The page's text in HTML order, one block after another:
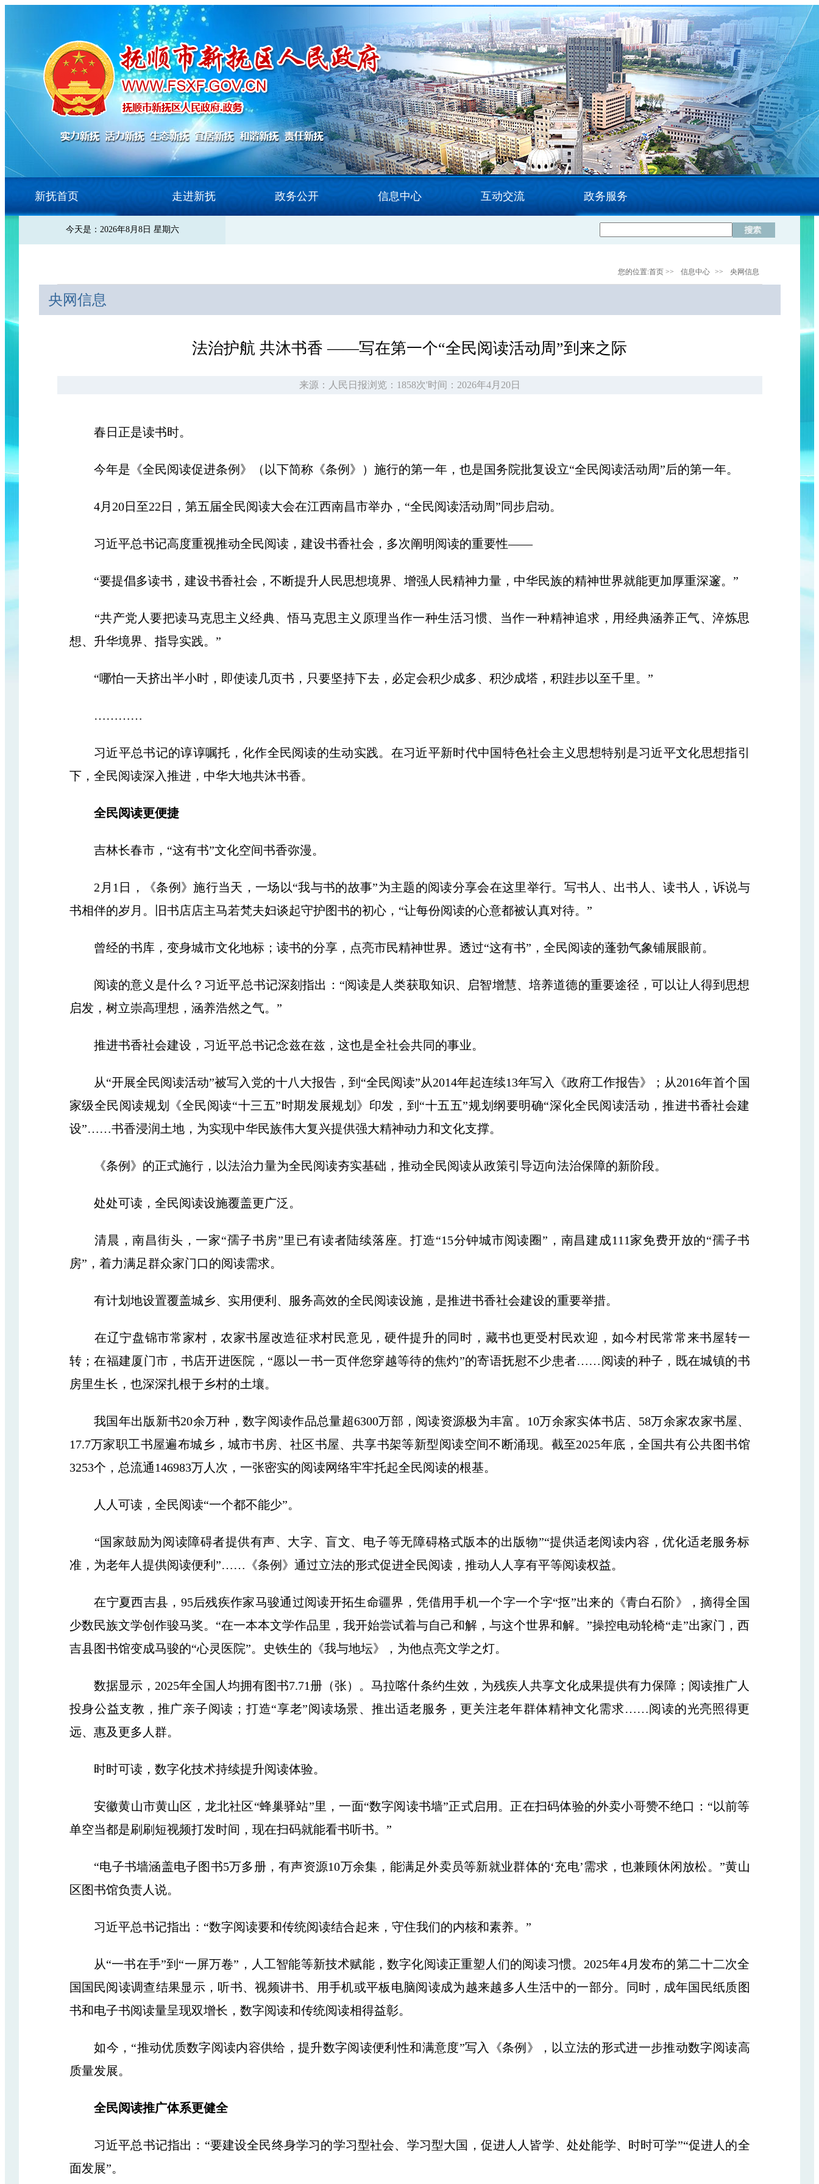
新抚首页 走进新抚 政务公开 信息中心 互动交流 政务服务
今天是：2026年8月8日 星期六
您的位置:首页>> 信息中心 >> 央网信息
央网信息
法治护航 共沐书香 ——写在第一个“全民阅读活动周”到来之际
来源：人民日报浏览：1858次'时间：2026年4月20日
春日正是读书时。
今年是《全民阅读促进条例》（以下简称《条例》）施行的第一年，也是国务院批复设立“全民阅读活动周”后的第一年。
4月20日至22日，第五届全民阅读大会在江西南昌市举办，“全民阅读活动周”同步启动。
习近平总书记高度重视推动全民阅读，建设书香社会，多次阐明阅读的重要性——
“要提倡多读书，建设书香社会，不断提升人民思想境界、增强人民精神力量，中华民族的精神世界就能更加厚重深邃。”
“共产党人要把读马克思主义经典、悟马克思主义原理当作一种生活习惯、当作一种精神追求，用经典涵养正气、淬炼思
想、升华境界、指导实践。”
“哪怕一天挤出半小时，即使读几页书，只要坚持下去，必定会积少成多、积沙成塔，积跬步以至千里。”
…………
习近平总书记的谆谆嘱托，化作全民阅读的生动实践。在习近平新时代中国特色社会主义思想特别是习近平文化思想指引
下，全民阅读深入推进，中华大地共沐书香。
全民阅读更便捷
吉林长春市，“这有书”文化空间书香弥漫。
2月1日，《条例》施行当天，一场以“我与书的故事”为主题的阅读分享会在这里举行。写书人、出书人、读书人，诉说与
书相伴的岁月。旧书店店主马若梵夫妇谈起守护图书的初心，“让每份阅读的心意都被认真对待。”
曾经的书库，变身城市文化地标；读书的分享，点亮市民精神世界。透过“这有书”，全民阅读的蓬勃气象铺展眼前。
阅读的意义是什么？习近平总书记深刻指出：“阅读是人类获取知识、启智增慧、培养道德的重要途径，可以让人得到思想
启发，树立崇高理想，涵养浩然之气。”
推进书香社会建设，习近平总书记念兹在兹，这也是全社会共同的事业。
从“开展全民阅读活动”被写入党的十八大报告，到“全民阅读”从2014年起连续13年写入《政府工作报告》；从2016年首个国
家级全民阅读规划《全民阅读“十三五”时期发展规划》印发，到“十五五”规划纲要明确“深化全民阅读活动，推进书香社会建
设”……书香浸润土地，为实现中华民族伟大复兴提供强大精神动力和文化支撑。
《条例》的正式施行，以法治力量为全民阅读夯实基础，推动全民阅读从政策引导迈向法治保障的新阶段。
处处可读，全民阅读设施覆盖更广泛。
清晨，南昌街头，一家“孺子书房”里已有读者陆续落座。打造“15分钟城市阅读圈”，南昌建成111家免费开放的“孺子书
房”，着力满足群众家门口的阅读需求。
有计划地设置覆盖城乡、实用便利、服务高效的全民阅读设施，是推进书香社会建设的重要举措。
在辽宁盘锦市常家村，农家书屋改造征求村民意见，硬件提升的同时，藏书也更受村民欢迎，如今村民常常来书屋转一
转；在福建厦门市，书店开进医院，“愿以一书一页伴您穿越等待的焦灼”的寄语抚慰不少患者……阅读的种子，既在城镇的书
房里生长，也深深扎根于乡村的土壤。
我国年出版新书20余万种，数字阅读作品总量超6300万部，阅读资源极为丰富。10万余家实体书店、58万余家农家书屋、
17.7万家职工书屋遍布城乡，城市书房、社区书屋、共享书架等新型阅读空间不断涌现。截至2025年底，全国共有公共图书馆
3253个，总流通146983万人次，一张密实的阅读网络牢牢托起全民阅读的根基。
人人可读，全民阅读“一个都不能少”。
“国家鼓励为阅读障碍者提供有声、大字、盲文、电子等无障碍格式版本的出版物”“提供适老阅读内容，优化适老服务标
准，为老年人提供阅读便利”……《条例》通过立法的形式促进全民阅读，推动人人享有平等阅读权益。
在宁夏西吉县，95后残疾作家马骏通过阅读开拓生命疆界，凭借用手机一个字一个字“抠”出来的《青白石阶》，摘得全国
少数民族文学创作骏马奖。“在一本本文学作品里，我开始尝试着与自己和解，与这个世界和解。”操控电动轮椅“走”出家门，西
吉县图书馆变成马骏的“心灵医院”。史铁生的《我与地坛》，为他点亮文学之灯。
数据显示，2025年全国人均拥有图书7.71册（张）。马拉喀什条约生效，为残疾人共享文化成果提供有力保障；阅读推广人
投身公益支教，推广亲子阅读；打造“享老”阅读场景、推出适老服务，更关注老年群体精神文化需求……阅读的光亮照得更
远、惠及更多人群。
时时可读，数字化技术持续提升阅读体验。
安徽黄山市黄山区，龙北社区“蜂巢驿站”里，一面“数字阅读书墙”正式启用。正在扫码体验的外卖小哥赞不绝口：“以前等
单空当都是刷刷短视频打发时间，现在扫码就能看书听书。”
“电子书墙涵盖电子图书5万多册，有声资源10万余集，能满足外卖员等新就业群体的‘充电’需求，也兼顾休闲放松。”黄山
区图书馆负责人说。
习近平总书记指出：“数字阅读要和传统阅读结合起来，守住我们的内核和素养。”
从“一书在手”到“一屏万卷”，人工智能等新技术赋能，数字化阅读正重塑人们的阅读习惯。2025年4月发布的第二十二次全
国国民阅读调查结果显示，听书、视频讲书、用手机或平板电脑阅读成为越来越多人生活中的一部分。同时，成年国民纸质图
书和电子书阅读量呈现双增长，数字阅读和传统阅读相得益彰。
如今，“推动优质数字阅读内容供给，提升数字阅读便利性和满意度”写入《条例》，以立法的形式进一步推动数字阅读高
质量发展。
全民阅读推广体系更健全
习近平总书记指出：“要建设全民终身学习的学习型社会、学习型大国，促进人人皆学、处处能学、时时可学”“促进人的全
面发展”。